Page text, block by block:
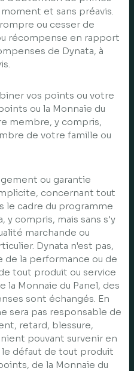
et sans préavis.
ou cesser de
récompense en rapport
de Dynata, à
vos points ou votre
ou la Monnaie du
membre, y compris,
de votre famille ou
ou garantie
concernant tout
le cadre du programme
y compris, mais sans s'y
marchande ou
Dynata n'est pas,
de la performance ou de
tout produit ou service
la Monnaie du Panel, des
sont échangés. En
sera pas responsable de
retard, blessure,
pouvant survenir en
défaut de tout produit
de la Monnaie du